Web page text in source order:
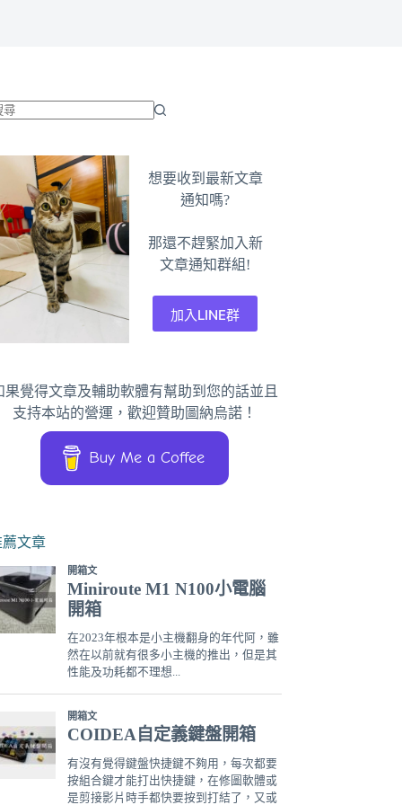
想要收到最新文章
通知嗎?
那還不趕緊加入新
文章通知群組!
加入LINE群
果覺得文章及輔助軟體有幫助到您的話並且
支持本站的營運，歡迎贊助圖納烏諾！
Buy Me a Coffee
薦文章